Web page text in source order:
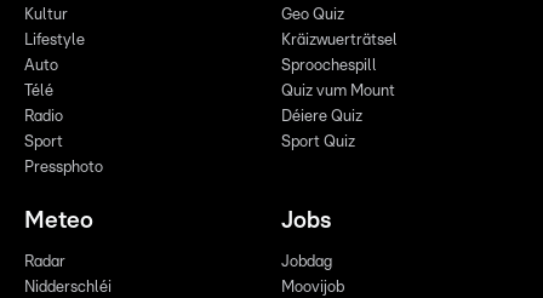
Kultur
Lifestyle
Auto
Télé
Radio
Sport
Pressphoto
Geo Quiz
Kräizwuerträtsel
Sproochespill
Quiz vum Mount
Déiere Quiz
Sport Quiz
Meteo
Radar
Nidderschléi
Jobs
Jobdag
Moovijob